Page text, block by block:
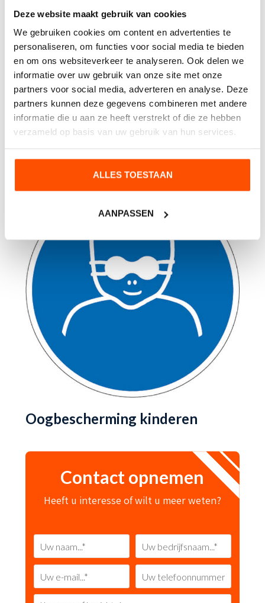
Deze website maakt gebruik van cookies
We gebruiken cookies om content en advertenties te
personaliseren, om functies voor social media te bieden
en om ons websiteverkeer te analyseren. Ook delen we
informatie over uw gebruik van onze site met onze
partners voor social media, adverteren en analyse. Deze
partners kunnen deze gegevens combineren met andere
informatie die u aan ze heeft verstrekt of die ze hebben
verzameld op basis van uw gebruik van hun services.
ALLES TOESTAAN
AANPASSEN
Oogbescherming
Oogbescherming kinderen
Contact opnemen
Heeft u interesse of wilt u meer weten?